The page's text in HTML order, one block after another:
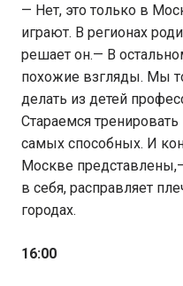
— Нет, это только в
играют. В регионах
решает он.— В
похожие взгляды. Мы
делать из детей
Стараемся
самых способных. И
Москве
в себя, расправляет
городах.
16:00